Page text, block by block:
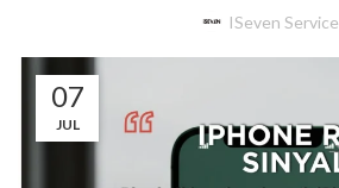
ISeven Service
07
JUL